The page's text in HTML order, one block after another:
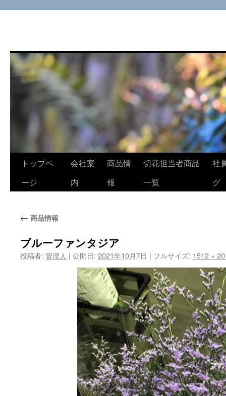
ン
ツ
へ
トップペ
ージ
会社案
内
商品情
報
切花担当者商品
一覧
社
グ
← 商品情報
ブルーファンタジア
投稿者: 管理人 | 公開日: 2021年10月7日 | フルサイズ: 1512 ×